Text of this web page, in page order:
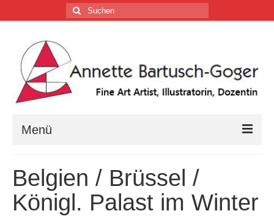
Suchen
nach:
Menü
Vita
Tätigkeiten
Belgien / Brüssel /
Königl. Palast im Winter